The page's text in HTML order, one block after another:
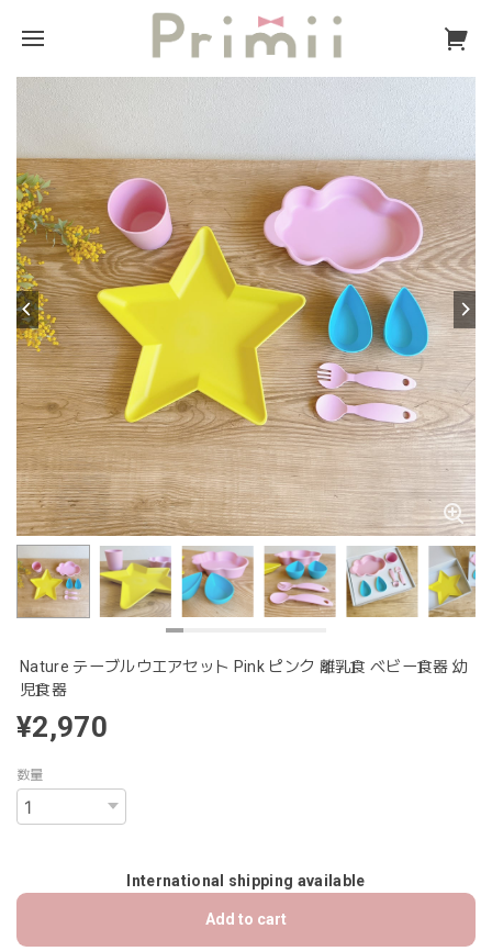
Nature テーブルウエアセット Pink ピンク 離乳食 ベビー食器 幼
児食器
¥2,970
数量
International shipping available
Add to cart